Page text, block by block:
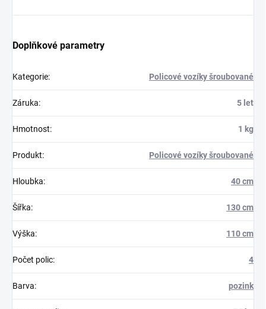
Doplňkové parametry
Kategorie: Policové vozíky šroubované
Záruka: 5 let
Hmotnost: 1 kg
Produkt: Policové vozíky šroubované
Hloubka: 40 cm
Šířka: 130 cm
Výška: 110 cm
Počet polic: 4
Barva: pozink